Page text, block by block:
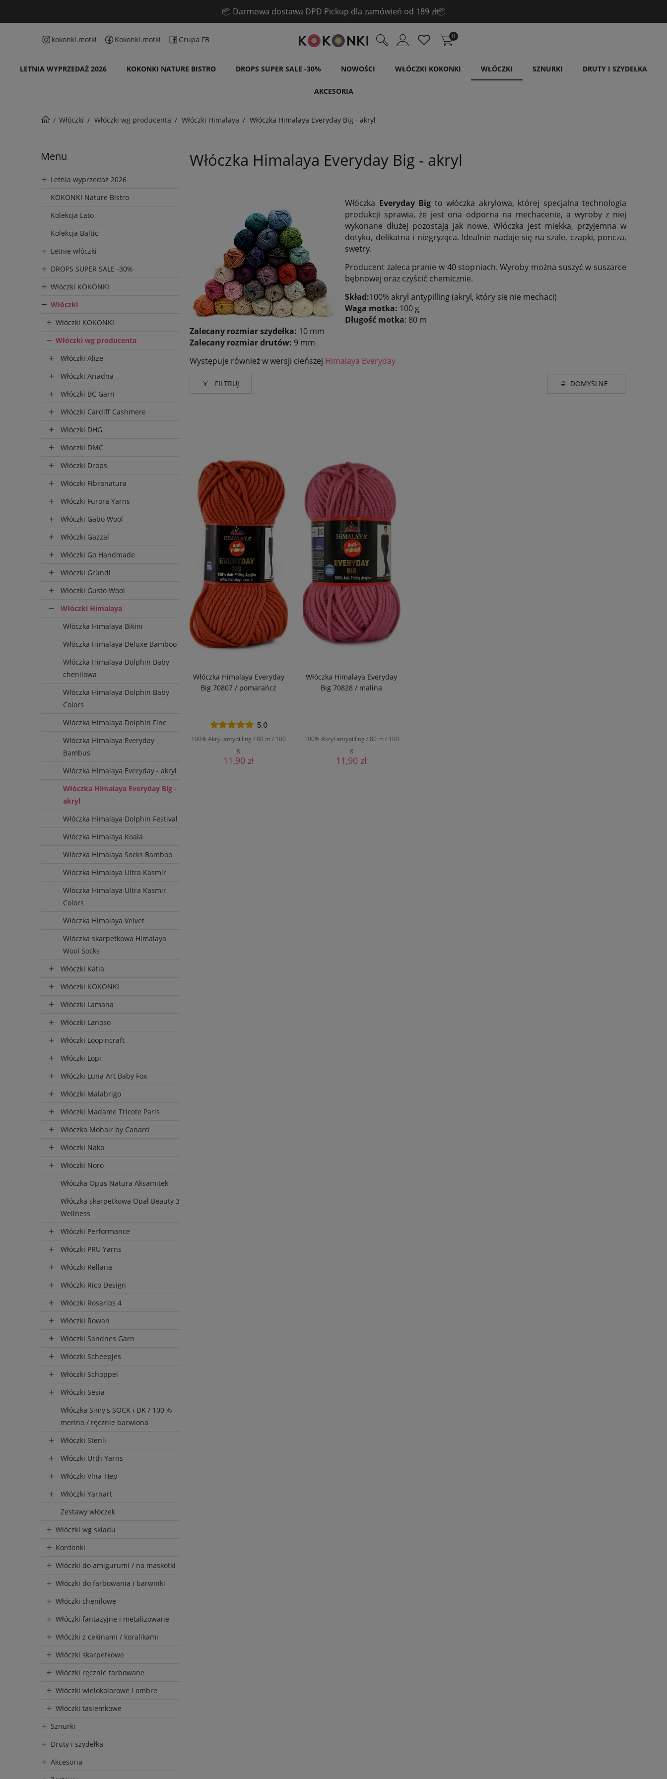
📦 Darmowa dostawa DPD Pickup dla zamówień od 189 zł📦
kokonki.motki Kokonki.motki Grupa FB 0
LETNIA WYPRZEDAŻ 2026 KOKONKI NATURE BISTRO DROPS SUPER SALE -30% NOWOŚCI WŁÓCZKI KOKONKI WŁÓCZKI SZNURKI DRUTY I SZYDEŁKA
AKCESORIA
Włóczki Włóczki wg producenta Włóczki Himalaya Włóczka Himalaya Everyday Big - akryl
Menu
Letnia wyprzedaż 2026
KOKONKI Nature Bistro
Kolekcja Lato
Kolekcja Baltic
Letnie włóczki
DROPS SUPER SALE -30%
Włóczki KOKONKI
Włóczki
Włóczki KOKONKI
Włóczki wg producenta
Włóczki Alize
Włóczki Ariadna
Włóczki BC Garn
Włóczki Cardiff Cashmere
Włóczki DHG
Włoczki DMC
Włóczki Drops
Włóczki Fibranatura
Włóczki Furora Yarns
Włóczki Gabo Wool
Włóczki Gazzal
Włóczki Go Handmade
Włóczki Gründl
Włóczki Gusto Wool
Włóczki Himalaya
Włóczka Himalaya Bikini
Włóczka Himalaya Deluxe Bamboo
Włóczka Himalaya Dolphin Baby -
chenilowa
Włóczka Himalaya Dolphin Baby
Colors
Włóczka Himalaya Dolphin Fine
Włóczka Himalaya Everyday
Bambus
Włóczka Himalaya Everyday - akryl
Włóczka Himalaya Everyday Big -
akryl
Włóczka Himalaya Dolphin Festival
Włóczka Himalaya Koala
Włóczka Himalaya Socks Bamboo
Włóczka Himalaya Ultra Kasmir
Włóczka Himalaya Ultra Kasmir
Colors
Włóczka Himalaya Velvet
Włóczka skarpetkowa Himalaya
Wool Socks
Włóczki Katia
Włóczki KOKONKI
Włóczki Lamana
Włóczki Lanoso
Włóczki Loop'ncraft
Włóczki Lopi
Włóczki Luna Art Baby Fox
Włóczki Malabrigo
Włóczki Madame Tricote Paris
Włóczka Mohair by Canard
Włóczki Nako
Włóczki Noro
Włóczka Opus Natura Aksamitek
Włóczka skarpetkowa Opal Beauty 3
Wellness
Włóczki Performance
Włóczki PRU Yarns
Włóczki Rellana
Włóczki Rico Design
Włóczki Rosarios 4
Włóczki Rowan
Włóczki Sandnes Garn
Włóczki Scheepjes
Włóczki Schoppel
Włóczki Sesia
Włóczka Simy's SOCK i DK / 100 %
merino / ręcznie barwiona
Włóczki Stenli
Włóczki Urth Yarns
Włóczki Vlna-Hep
Włóczki Yarnart
Zestawy włóczek
Włóczki wg składu
Kordonki
Włóczki do amigurumi / na maskotki
Włóczki do farbowania i barwniki
Włóczki chenilowe
Włóczki fantazyjne i metalizowane
Włóczki z cekinami / koralikami
Włóczki skarpetkowe
Włóczki ręcznie farbowane
Włóczki wielokolorowe i ombre
Włóczki tasiemkowe
Sznurki
Druty i szydełka
Akcesoria
Włóczka Himalaya Everyday Big - akryl
Włóczka Everyday Big to włóczka akrylowa, której specjalna technologia
produkcji sprawia, że jest ona odporna na mechacenie, a wyroby z niej
wykonane dłużej pozostają jak nowe. Włóczka jest miękka, przyjemna w
dotyku, delikatna i niegryząca. Idealnie nadaje się na szale, czapki, poncza,
swetry.
Producent zaleca pranie w 40 stopniach. Wyroby można suszyć w suszarce
bębnowej oraz czyścić chemicznie.
Skład:100% akryl antypilling (akryl, który się nie mechaci)
Waga motka: 100 g
Długość motka: 80 m
Zalecany rozmiar szydełka: 10 mm
Zalecany rozmiar drutów: 9 mm
Występuje również w wersji cieńszej Himalaya Everyday
FILTRUJ
Wysyłka
do 72 godz. + dostawa(2)
Cena
od
Włóczka Himalaya Everyday
Big 70807 / pomarańcz
100% Akryl antypilling / 80 m / 100
g
5.0
11,90 zł
Włóczka Himalaya Everyday
Big 70828 / malina
100% Akryl antypilling / 80 m / 100
g
11,90 zł